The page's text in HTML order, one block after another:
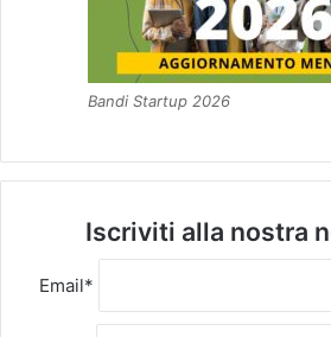
Bandi Startup 2026
Iscriviti alla nostra
Email*